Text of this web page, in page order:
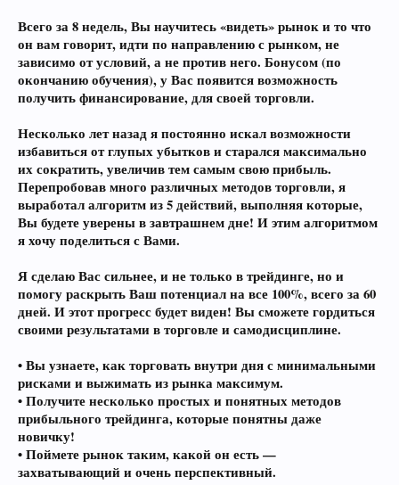
Всего за 8 недель, Вы научитесь «видеть» рынок и то что
он вам говорит, идти по направлению с рынком, не
зависимо от условий, а не против него. Бонусом (по
окончанию обучения), у Вас появится возможность
получить финансирование, для своей торговли.
Несколько лет назад я постоянно искал возможности
избавиться от глупых убытков и старался максимально
их сократить, увеличив тем самым свою прибыль.
Перепробовав много различных методов торговли, я
выработал алгоритм из 5 действий, выполняя которые,
Вы будете уверены в завтрашнем дне! И этим алгоритмом
я хочу поделиться с Вами.
Я сделаю Вас сильнее, и не только в трейдинге, но и
помогу раскрыть Ваш потенциал на все 100%, всего за 60
дней. И этот прогресс будет виден! Вы сможете гордиться
своими результатами в торговле и самодисциплине.
• Вы узнаете, как торговать внутри дня с минимальными
рисками и выжимать из рынка максимум.
• Получите несколько простых и понятных методов
прибыльного трейдинга, которые понятны даже
новичку!
• Поймете рынок таким, какой он есть —
захватывающий и очень перспективный.